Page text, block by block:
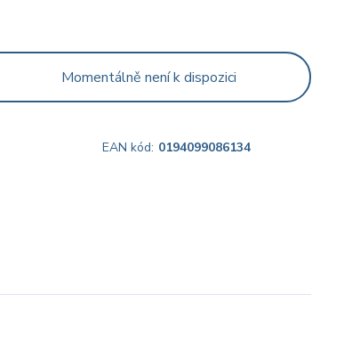
Momentálně není k dispozici
EAN kód: 0194099086134